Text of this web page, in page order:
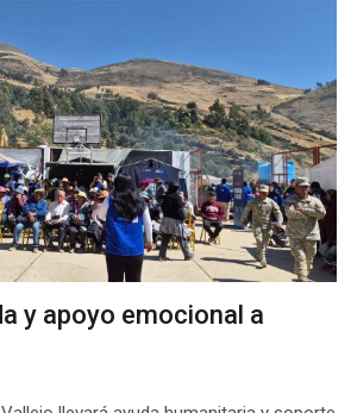
y apoyo emocional a